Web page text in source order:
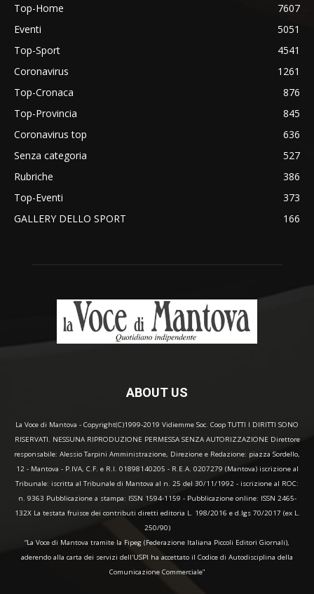
Top-Home
7607
Eventi
5051
Top-Sport
4541
Coronavirus
1261
Top-Cronaca
876
Top-Provincia
845
Coronavirus top
636
Senza categoria
527
Rubriche
386
Top-Eventi
373
GALLERY DELLO SPORT
166
ABOUT US
La Voce di Mantova - Copyright(C)1999-2019 Vidiemme Soc. Coop TUTTI I DIRITTI SONO
RISERVATI. NESSUNA RIPRODUZIONE PERMESSA SENZA AUTORIZZAZIONE Direttore
responsabile: Alessio Tarpini Amministrazione, Direzione e Redazione: piazza Sordello,
12 - Mantova - P.IVA, C.F. e R.I. 01898140205 - R.E.A. 0207279 (Mantova) iscrizione al
Tribunale: iscritta al Tribunale di Mantova al n. 25 del 30/11/1992 - iscrizione al ROC:
n. 9363 Pubblicazione a stampa: ISSN 1594-1159 - Pubblicazione online: ISSN 2465-
132X La testata fruisce dei contributi diretti editoria L. 198/2016 e d.lgs 70/2017 (ex L.
250/90)
“La Voce di Mantova tramite la Fipeg (Federazione Italiana Piccoli Editori Giornali),
aderendo alla carta dei servizi dell'USPI ha accettato il Codice di Autodisciplina della
Comunicazione Commerciale"